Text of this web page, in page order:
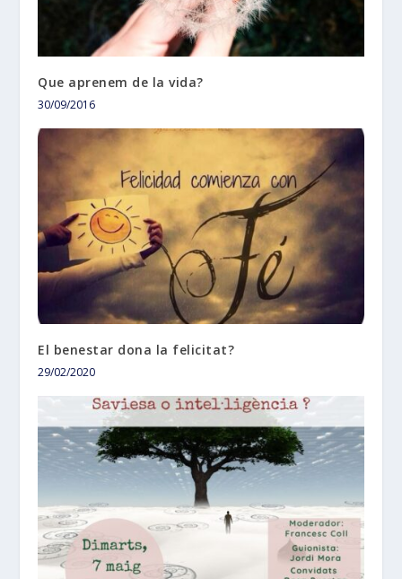
Que aprenem de la vida?
30/09/2016
El benestar dona la felicitat?
29/02/2020